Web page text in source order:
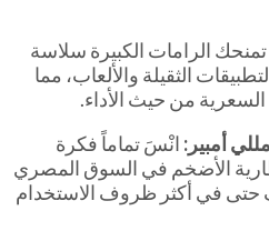
تمنحك الرامات الكبيرة سلاسة
الثقيلة والألعاب، مما
من حيث الأداء.
انْسَ تماماً فكرة
الأضخم في السوق المصري
في أكثر ظروف الاستخدام